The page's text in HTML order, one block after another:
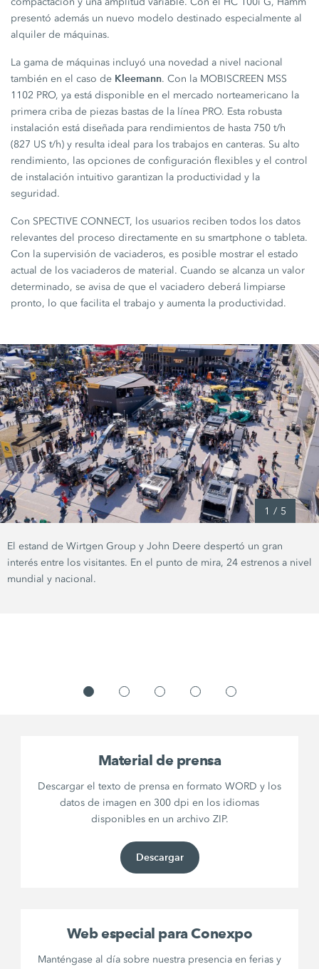
presentó además un nuevo modelo destinado especialmente al
alquiler de máquinas.
La gama de máquinas incluyó una novedad a nivel nacional
también en el caso de Kleemann. Con la MOBISCREEN MSS
1102 PRO, ya está disponible en el mercado norteamericano la
primera criba de piezas bastas de la línea PRO. Esta robusta
instalación está diseñada para rendimientos de hasta 750 t/h
(827 US t/h) y resulta ideal para los trabajos en canteras. Su alto
rendimiento, las opciones de configuración flexibles y el control
de instalación intuitivo garantizan la productividad y la
seguridad.
Con SPECTIVE CONNECT, los usuarios reciben todos los datos
relevantes del proceso directamente en su smartphone o tableta.
Con la supervisión de vaciaderos, es posible mostrar el estado
actual de los vaciaderos de material. Cuando se alcanza un valor
determinado, se avisa de que el vaciadero deberá limpiarse
pronto, lo que facilita el trabajo y aumenta la productividad.
1 / 5
El estand de Wirtgen Group y John Deere despertó un gran
interés entre los visitantes. En el punto de mira, 24 estrenos a nivel
mundial y nacional.
Material de prensa
Descargar el texto de prensa en formato WORD y los
datos de imagen en 300 dpi en los idiomas
disponibles en un archivo ZIP.
Descargar
Web especial para Conexpo
Manténgase al día sobre nuestra presencia en ferias y